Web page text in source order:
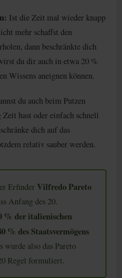
Ist die Zeit mal wieder knapp
mehr schaffst den
dann beschränkte dich
du dir auch in etwa 20 %
Wissens aneignen können.
du auch beim Putzen
hast oder einfach schnell
dich auf das
relativ sauber werden.
Erfinder Vilfredo Pareto
Anfang des 20.
% der italienischen
% des Staatsvermögens
wurde also das Pareto
Regel formuliert.